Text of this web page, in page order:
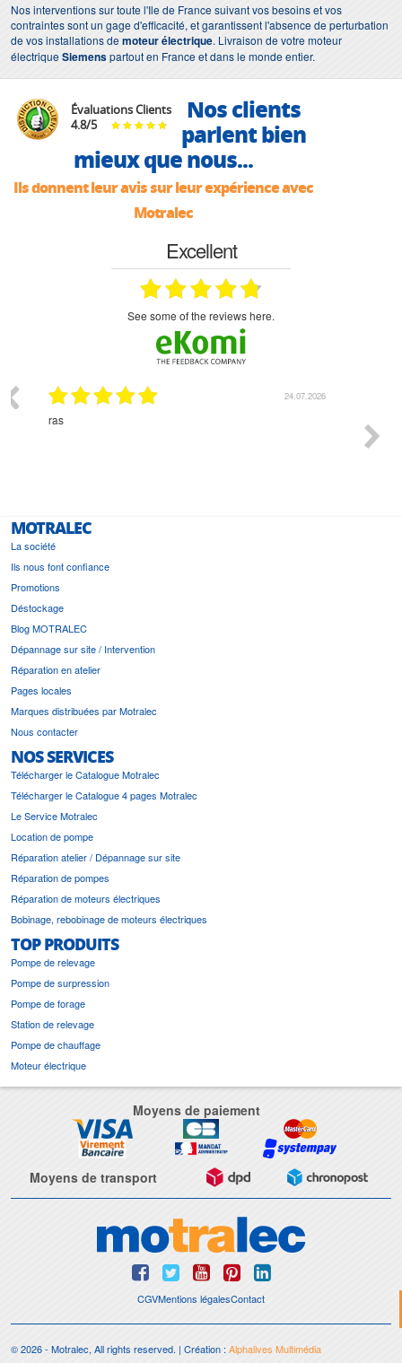
Nos interventions sur toute l'Ile de France suivant vos besoins et vos
contraintes sont un gage d'efficacité, et garantissent l'absence de perturbation
de vos installations demoteur électrique. Livraison de votre moteur
électriqueSiemenspartout en France et dans le monde entier.
Évaluations Clients
4.8/5
Nos clients
parlent bien
mieux que nous...
Ils donnent leur avis sur leur expérience avec
Motralec
Excellent
see some of the reviews here.
18.07.2026
Monsieur Delhaye est une personne disponible, à
MOTRALEC
La société
Ils nous font confiance
Promotions
Déstockage
Blog MOTRALEC
Dépannage sur site / Intervention
Réparation en atelier
Pages locales
Marques distribuées par Motralec
Nous contacter
NOS SERVICES
Télécharger le Catalogue Motralec
Télécharger le Catalogue 4 pages Motralec
Le Service Motralec
Location de pompe
Réparation atelier / Dépannage sur site
Réparation de pompes
Réparation de moteurs électriques
Bobinage, rebobinage de moteurs électriques
TOP PRODUITS
Pompe de relevage
Pompe de surpression
Pompe de forage
Station de relevage
Pompe de chauffage
Moteur électrique
Moyens de paiement
Moyens de transport
CGVMentions légalesContact
© 2026 - Motralec, All rights reserved. | Création :Alphalives Multimédia